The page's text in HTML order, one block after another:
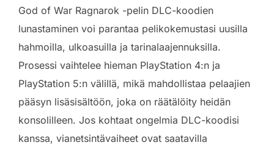
God of War Ragnarok -pelin DLC-koodien
lunastaminen voi parantaa pelikokemustasi uusilla
hahmoilla, ulkoasuilla ja tarinalaajennuksilla.
Prosessi vaihtelee hieman PlayStation 4:n ja
PlayStation 5:n välillä, mikä mahdollistaa pelaajien
pääsyn lisäsisältöön, joka on räätälöity heidän
konsolilleen. Jos kohtaat ongelmia DLC-koodisi
kanssa, vianetsintävaiheet ovat saatavilla